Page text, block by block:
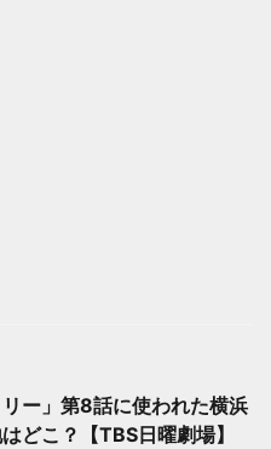
リー」第8話に使われた横浜
どこ？【TBS日曜劇場】